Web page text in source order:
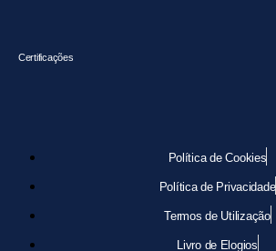
Certificações
Política de Cookies
Política de Privacidade
Termos de Utilização
Livro de Elogios